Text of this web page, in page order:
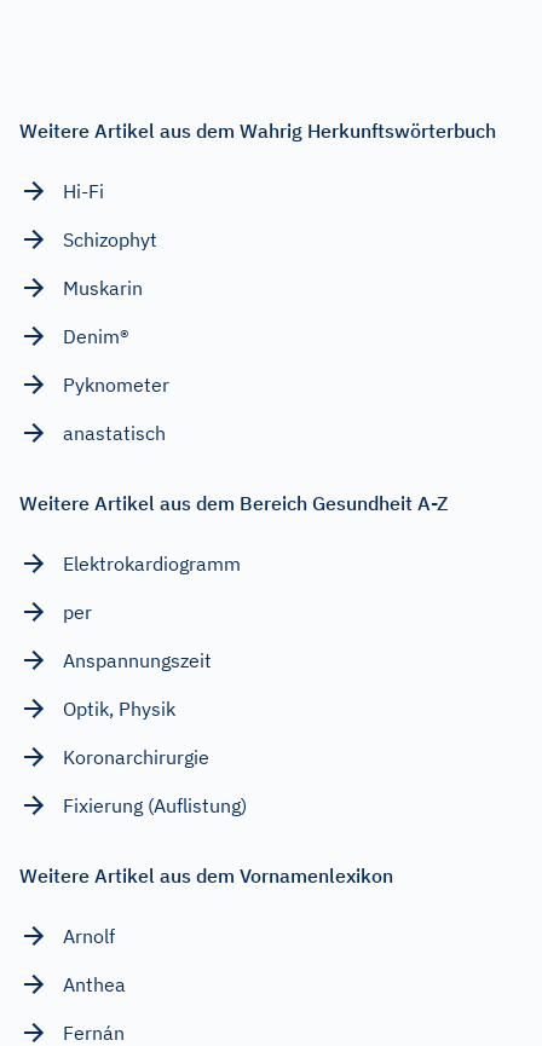
Weitere Artikel aus dem Wahrig Herkunftswörterbuch
Hi-Fi
Schizophyt
Muskarin
Denim®
Pyknometer
anastatisch
Weitere Artikel aus dem Bereich Gesundheit A-Z
Elektrokardiogramm
per
Anspannungszeit
Optik, Physik
Koronarchirurgie
Fixierung (Auflistung)
Weitere Artikel aus dem Vornamenlexikon
Arnolf
Anthea
Fernán